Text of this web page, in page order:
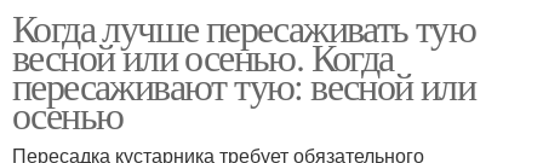
Когда лучше пересаживать тую
весной или осенью. Когда
пересаживают тую: весной или
осенью
Пересадка кустарника требует обязательного